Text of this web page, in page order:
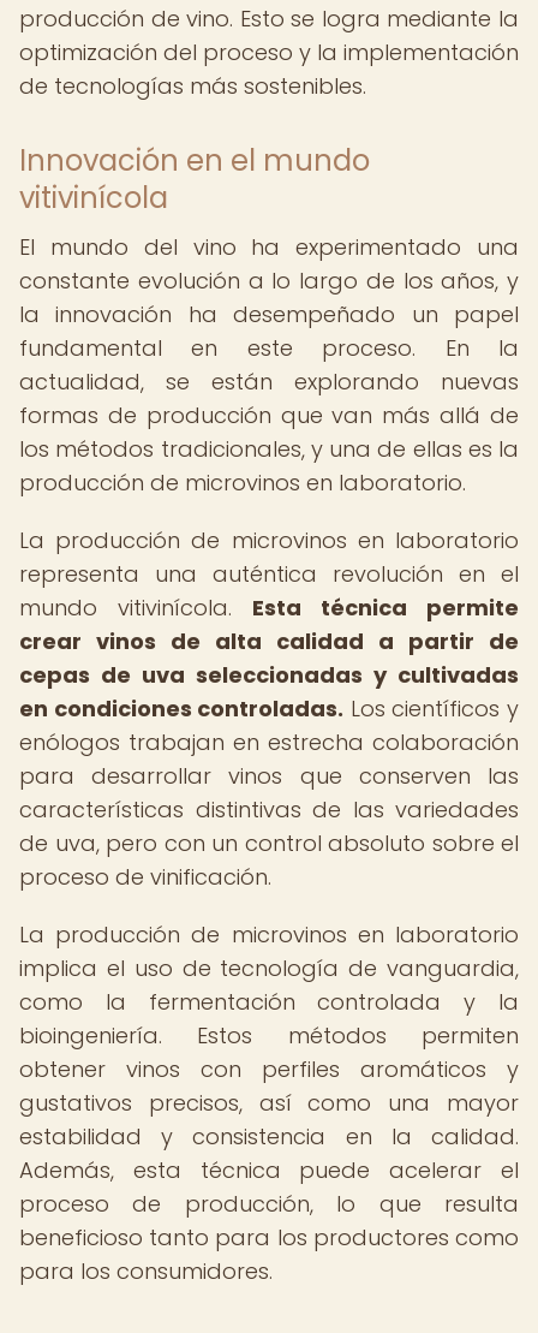
producción de vino. Esto se logra mediante la
optimización del proceso y la implementación
de tecnologías más sostenibles.
Innovación en el mundo
vitivinícola
El mundo del vino ha experimentado una
constante evolución a lo largo de los años, y
la innovación ha desempeñado un papel
fundamental en este proceso. En la
actualidad, se están explorando nuevas
formas de producción que van más allá de
los métodos tradicionales, y una de ellas es la
producción de microvinos en laboratorio.
La producción de microvinos en laboratorio
representa una auténtica revolución en el
mundo vitivinícola. Esta técnica permite
crear vinos de alta calidad a partir de
cepas de uva seleccionadas y cultivadas
en condiciones controladas. Los científicos y
enólogos trabajan en estrecha colaboración
para desarrollar vinos que conserven las
características distintivas de las variedades
de uva, pero con un control absoluto sobre el
proceso de vinificación.
La producción de microvinos en laboratorio
implica el uso de tecnología de vanguardia,
como la fermentación controlada y la
bioingeniería. Estos métodos permiten
obtener vinos con perfiles aromáticos y
gustativos precisos, así como una mayor
estabilidad y consistencia en la calidad.
Además, esta técnica puede acelerar el
proceso de producción, lo que resulta
beneficioso tanto para los productores como
para los consumidores.